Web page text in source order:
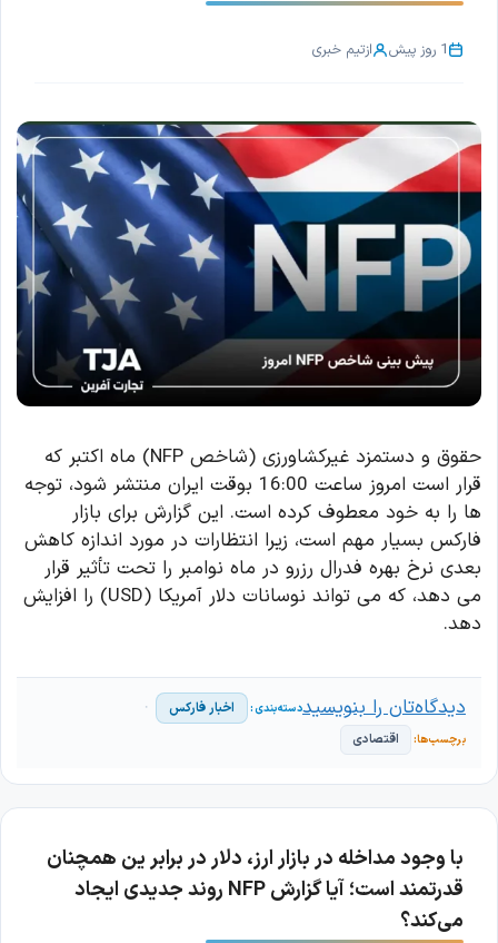
1 روز پیش ازتیم خبری
حقوق و دستمزد غیرکشاورزی (شاخص NFP) ماه اکتبر که
قرار است امروز ساعت 16:00 بوقت ایران منتشر شود، توجه
ها را به خود معطوف کرده است. این گزارش برای بازار
فارکس بسیار مهم است، زیرا انتظارات در مورد اندازه کاهش
بعدی نرخ بهره فدرال رزرو در ماه نوامبر را تحت تأثیر قرار
می دهد، که می تواند نوسانات دلار آمریکا (USD) را افزایش
دهد.
اخبار فارکس
اقتصادی
دیدگاه‌تان را بنویسید
با وجود مداخله در بازار ارز، دلار در برابر ین همچنان
قدرتمند است؛ آیا گزارش NFP روند جدیدی ایجاد
می‌کند؟